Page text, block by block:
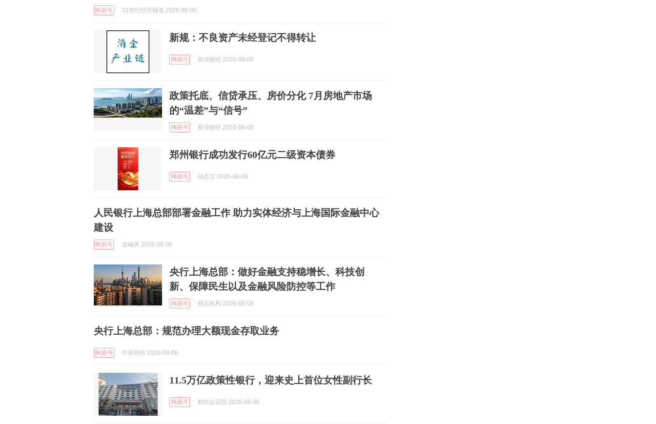
网易号 21世纪经济报道 2026-08-06
新规：不良资产未经登记不得转让
网易号 新浪财经 2026-08-06
政策托底、信贷承压、房价分化 7月房地产市场
的“温差”与“信号”
网易号 新浪财经 2026-08-06
郑州银行成功发行60亿元二级资本债券
网易号 动态宝 2026-08-06
人民银行上海总部部署金融工作 助力实体经济与上海国际金融中心
建设
网易号 金融界 2026-08-06
央行上海总部：做好金融支持稳增长、科技创
新、保障民生以及金融风险防控等工作
网易号 观点机构 2026-08-06
央行上海总部：规范办理大额现金存取业务
网易号 中新经纬 2026-08-06
11.5万亿政策性银行，迎来史上首位女性副行长
网易号 财经众议院 2026-08-06